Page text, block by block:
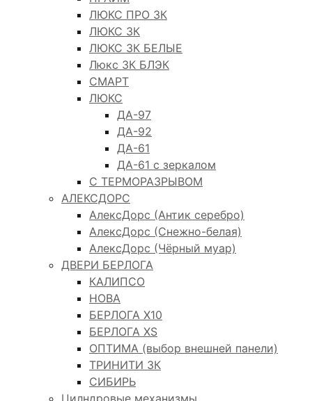
ЛЮКС ПРО 3К
ЛЮКС 3К
ЛЮКС 3К БЕЛЫЕ
Люкс 3К БЛЭК
СМАРТ
ЛЮКС
ДА-97
ДА-92
ДА-61
ДА-61 с зеркалом
С ТЕРМОРАЗРЫВОМ
АЛЕКСДОРС
АлексДорс (Антик серебро)
АлексДорс (Снежно-белая)
АлексДорс (Чёрный муар)
ДВЕРИ БЕРЛОГА
КАЛИПСО
НОВА
БЕРЛОГА Х10
БЕРЛОГА XS
ОПТИМА (выбор внешней панели)
ТРИНИТИ 3К
СИБИРЬ